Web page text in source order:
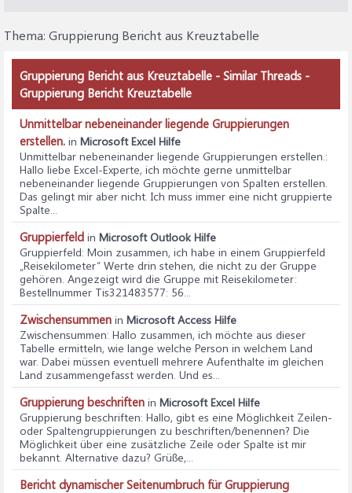
Thema: Gruppierung Bericht aus Kreuztabelle
Gruppierung Bericht aus Kreuztabelle - Similar Threads -
Gruppierung Bericht Kreuztabelle
Unmittelbar nebeneinander liegende Gruppierungen
erstellen. in Microsoft Excel Hilfe
Unmittelbar nebeneinander liegende Gruppierungen erstellen.:
Hallo liebe Excel-Experte, ich möchte gerne unmittelbar
nebeneinander liegende Gruppierungen von Spalten erstellen.
Das gelingt mir aber nicht. Ich muss immer eine nicht gruppierte
Spalte...
Gruppierfeld in Microsoft Outlook Hilfe
Gruppierfeld: Moin zusammen, ich habe in einem Gruppierfeld
„Reisekilometer“ Werte drin stehen, die nicht zu der Gruppe
gehören. Angezeigt wird die Gruppe mit Reisekilometer:
Bestellnummer Tis321483577: 56...
Zwischensummen in Microsoft Access Hilfe
Zwischensummen: Hallo zusammen, ich möchte aus dieser
Tabelle ermitteln, wie lange welche Person in welchem Land
war. Dabei müssen eventuell mehrere Aufenthalte im gleichen
Land zusammengefasst werden. Und es...
Gruppierung beschriften in Microsoft Excel Hilfe
Gruppierung beschriften: Hallo, gibt es eine Möglichkeit Zeilen-
oder Spaltengruppierungen zu beschriften/benennen? Die
Möglichkeit über eine zusätzliche Zeile oder Spalte ist mir
bekannt. Alternative dazu? Grüße,...
Bericht dynamischer Seitenumbruch für Gruppierung